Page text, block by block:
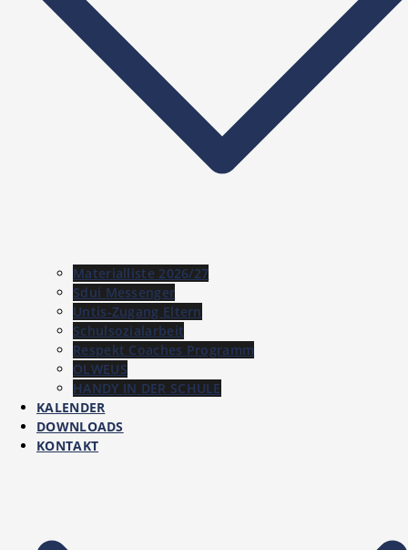
Materialliste 2026/27
Sdui Messenger
Untis-Zugang Eltern
Schulsozialarbeit
Respekt Coaches Programm
OLWEUS
HANDY IN DER SCHULE
KALENDER
DOWNLOADS
KONTAKT